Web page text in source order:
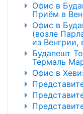
Офис в
Приём в
Офис в
(возле
из Венгрии,
Будапешт
Термаль
Офис в